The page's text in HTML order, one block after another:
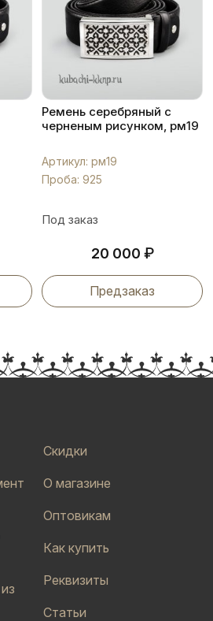
Ремень серебряный с
черненым рисунком, рм19
Артикул: рм19
Проба: 925
Под заказ
20 000 ₽
Предзаказ
Скидки
О магазине
Оптовикам
Как купить
Реквизиты
Статьи